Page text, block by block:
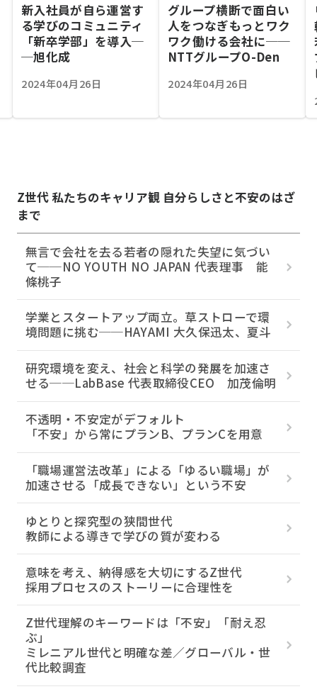
新入社員が自ら運営す
る学びのコミュニティ
「新卒学部」を導入─
─旭化成
2024年04月26日
グループ横断で面白い
人をつなぎもっとワク
ワク働ける会社に──
NTTグループO-Den
2024年04月26日
Z世代 私たちのキャリア観 自分らしさと不安のはざ
まで
無言で会社を去る若者の隠れた失望に気づい
て──NO YOUTH NO JAPAN 代表理事 能
條桃子
学業とスタートアップ両立。草ストローで環
境問題に挑む──HAYAMI 大久保迅太、夏斗
研究環境を変え、社会と科学の発展を加速さ
せる──LabBase 代表取締役CEO 加茂倫明
不透明・不安定がデフォルト
「不安」から常にプランB、プランCを用意
「職場運営法改革」による「ゆるい職場」が
加速させる「成長できない」という不安
ゆとりと探究型の狭間世代
教師による導きで学びの質が変わる
意味を考え、納得感を大切にするZ世代
採用プロセスのストーリーに合理性を
Z世代理解のキーワードは「不安」「耐え忍
ぶ」
ミレニアル世代と明確な差／グローバル・世
代比較調査